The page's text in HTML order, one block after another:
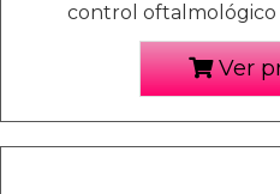
control oftalmológico
Ver